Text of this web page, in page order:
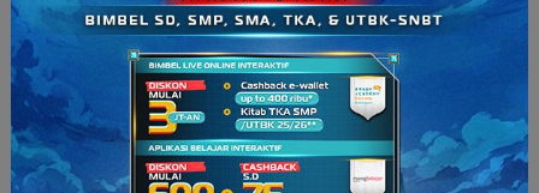
Lainnya
Sesama bidang pun ternyata juga saling memiliki kedudukan,
lho! Ada
tiga kedudukan bidang pada bidang lainnya
Pertama, ada yang namanyadua bidang sejajar
bidang tersebut nggak punya titik atau garis persekutuan.
Kedua, adalahdua bidang yang saling berimpit. Artinya,
setiap titik di bidangnya itu ada di bidang satunya (lainnya).